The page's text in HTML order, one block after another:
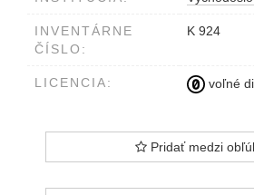
INVENTÁRNE
ČÍSLO:
K 924
LICENCIA: voľné
Pridať medzi